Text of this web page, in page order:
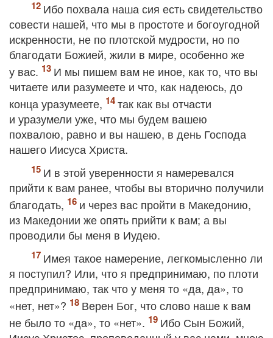
Ибо похвала наша сия есть свидетельство
совести нашей, что мы в простоте и богоугодной
искренности, не по плотской мудрости, но по
благодати Божией, жили в мире, особенно же
у вас.
И мы пишем вам не иное, как то, что вы
читаете или разумеете и что, как надеюсь, до
конца уразумеете,
так как вы отчасти
и уразумели уже, что мы будем вашею
похвалою, равно и вы нашею, в день Господа
нашего Иисуса Христа.
И в этой уверенности я намеревался
прийти к вам ранее, чтобы вы вторично получили
благодать,
и через вас пройти в Македонию,
из Македонии же опять прийти к вам; а вы
проводили бы меня в Иудею.
Имея такое намерение, легкомысленно ли
я поступил? Или, что я предпринимаю, по плоти
предпринимаю, так что у меня то «да, да», то
«нет, нет»?
Верен Бог, что слово наше к вам
не было то «да», то «нет».
Ибо Сын Божий,